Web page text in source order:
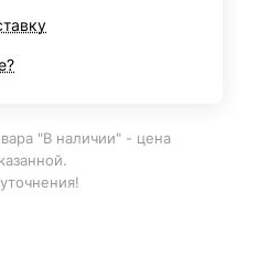
"В наличии" - цена